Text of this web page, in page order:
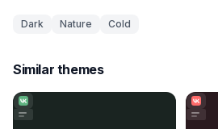
Dark Nature Cold
Similar themes